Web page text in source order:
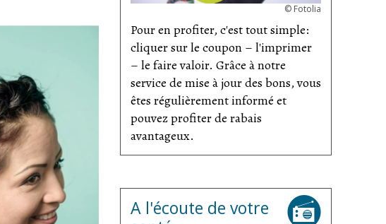
© Fotolia
Pour en profiter, c'est tout simple:
cliquer sur le coupon – l'imprimer
– le faire valoir. Grâce à notre
service de mise à jour des bons, vous
êtes régulièrement informé et
pouvez profiter de rabais
avantageux.
A l'écoute de votre